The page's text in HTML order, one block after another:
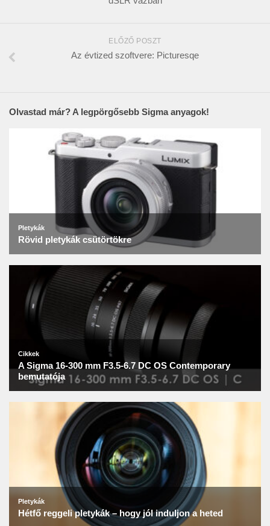
ELŐZŐ POSZT
Az évtized szoftvere: Picturesqe
Olvastad már? A legpörgősebb Sigma anyagok!